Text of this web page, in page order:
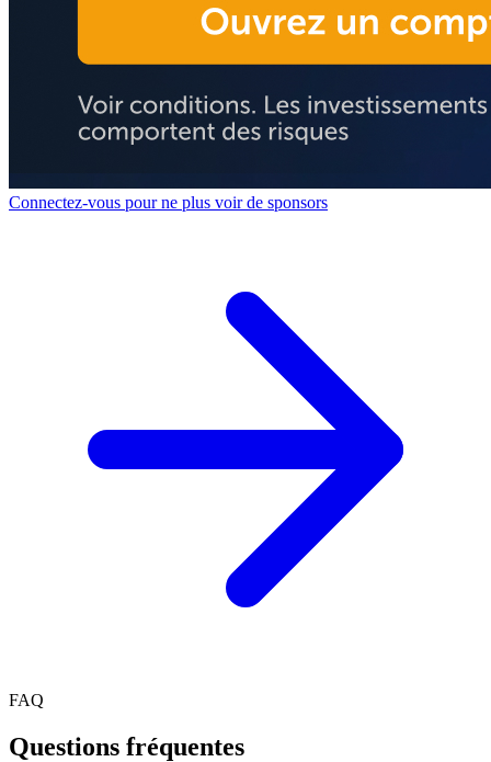
Connectez-vous pour ne plus voir de sponsors
FAQ
Questions fréquentes